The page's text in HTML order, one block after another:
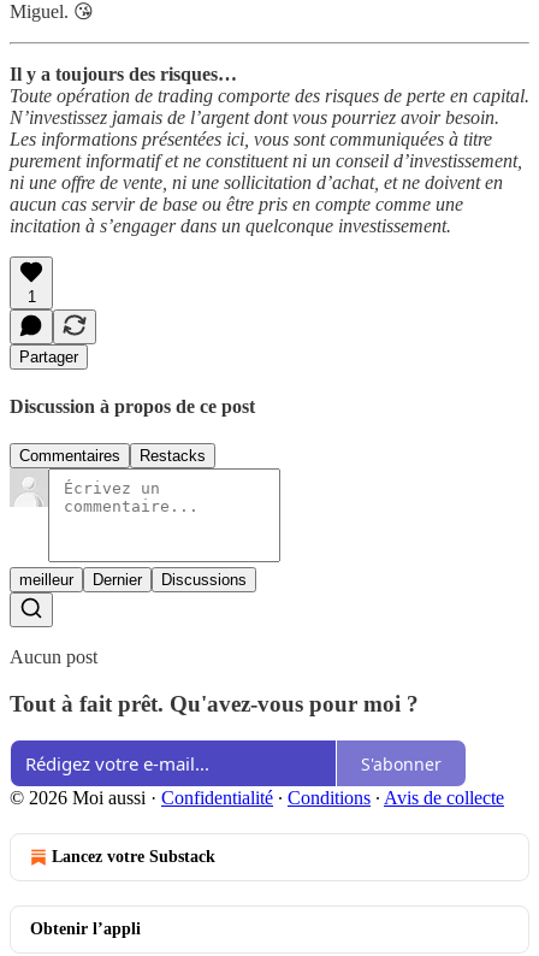
Miguel. 😘
Il y a toujours des risques…
Toute opération de trading comporte des risques de perte en capital.
N’investissez jamais de l’argent dont vous pourriez avoir besoin.
Les informations présentées ici, vous sont communiquées à titre
purement informatif et ne constituent ni un conseil d’investissement,
ni une offre de vente, ni une sollicitation d’achat, et ne doivent en
aucun cas servir de base ou être pris en compte comme une
incitation à s’engager dans un quelconque investissement.
1
Partager
Discussion à propos de ce post
Commentaires Restacks
meilleur Dernier Discussions
Aucun post
Tout à fait prêt. Qu'avez-vous pour moi ?
S'abonner
© 2026 Moi aussi · Confidentialité ∙ Conditions ∙ Avis de collecte
Lancez votre Substack
Obtenir l’appli